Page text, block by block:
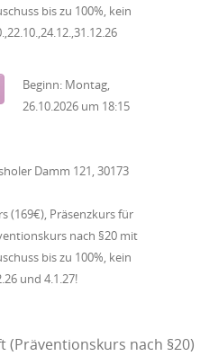
bis zu 100%, kein
Beginn: Montag,
26.10.2026 um 18:15
Damm 121, 30173
(169€), Präsenzkurs für
nach §20 mit
bis zu 100%, kein
und 4.1.27!
(Präventionskurs nach §20)